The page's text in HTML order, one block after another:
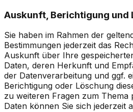
Auskunft, Berichtigung und
Sie haben im Rahmen der
Bestimmungen jederzeit das
Auskunft über Ihre
Daten, deren Herkunft und
der Datenverarbeitung und ggf.
Berichtigung oder Löschung
zu weiteren Fragen zum Thema
Daten können Sie sich jederzeit